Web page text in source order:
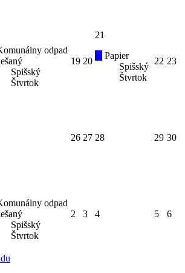
odpad
Spišský
Štvrtok
19 20
21
Papier
Spišský
Štvrtok
22 23
26 27 28 29 30
odpad
Spišský
Štvrtok
2 3 4 5 6